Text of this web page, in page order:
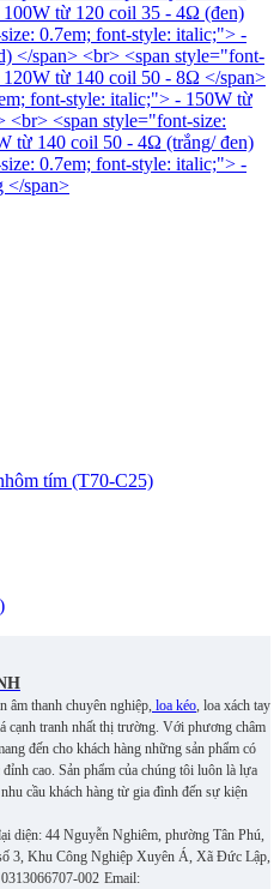
âm thanh chuyên nghiệp, loa kéo, loa xách tay
cạnh tranh nhất thị trường. Với phương châm
đến cho khách hàng những sản phẩm có
cao. Sản phẩm của chúng tôi luôn là lựa
cầu khách hàng từ gia đình đến sự kiện
diện: 44 Nguyễn Nghiêm, phường Tân Phú,
3, Khu Công Nghiệp Xuyên Á, Xã Đức Lập,
002 Email: